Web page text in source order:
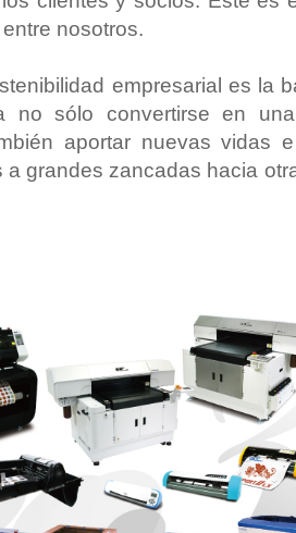
nosotros.
empresarial es la
no sólo convertirse en
aportar nuevas vidas
a grandes zancadas hacia